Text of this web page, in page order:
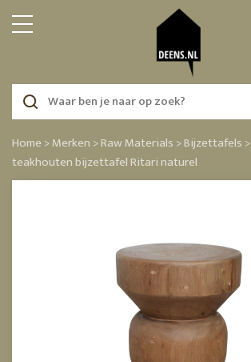
Home >Merken >Raw Materials >Bijzettafels >
teakhouten bijzettafel Ritari naturel